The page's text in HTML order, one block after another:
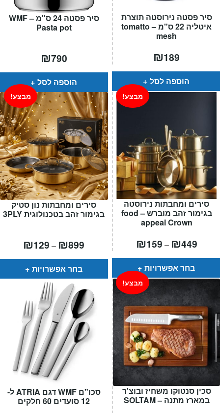
סיר פסטה 24 ס"מ – WMF
Pasta pot
₪790
הוספה לסל
סיר פסטה נירוסטה תוצרת
איטליה 22 ס"מ – tomatto
mesh
₪189
הוספה לסל
סירים ומחבתות נון סטיק
בגימור זהב בטכנולוגית 3PLY
מבצע!
₪129 – ₪899
⁦₪129⁩
בחר אפשרויות
סירים ומחבתות נירוסטה
בגימור זהב מוברש – food
appeal Crown
מבצע!
₪159 – ₪449טווח
⁦₪159⁩
בחר אפשרויות
סכו"ם WMF דגם ATRIA ל-
12 סועדים 60 חלקים
סכין סנטוקו משחיז ובוצ'ר
במארז מתנה – SOLTAM
מבצע!